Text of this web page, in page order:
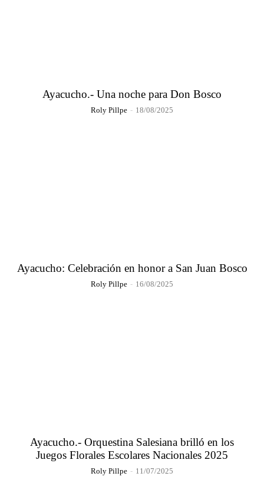
Ayacucho.- Una noche para Don Bosco
Roly Pillpe - 18/08/2025
Ayacucho: Celebración en honor a San Juan Bosco
Roly Pillpe - 16/08/2025
Ayacucho.- Orquestina Salesiana brilló en los
Juegos Florales Escolares Nacionales 2025
Roly Pillpe - 11/07/2025